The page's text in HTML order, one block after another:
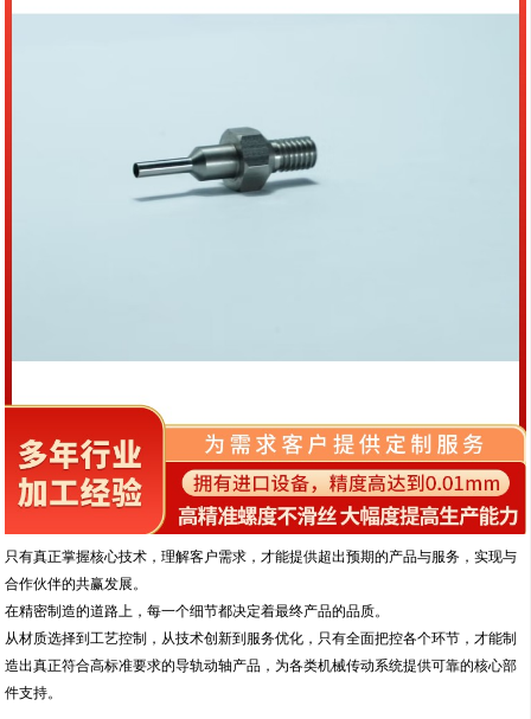
只有真正掌握核心技术，理解客户需求，才能提供超出预期的产品与服务，实现与
合作伙伴的共赢发展。
在精密制造的道路上，每一个细节都决定着最终产品的品质。
从材质选择到工艺控制，从技术创新到服务优化，只有全面把控各个环节，才能制
造出真正符合高标准要求的导轨动轴产品，为各类机械传动系统提供可靠的核心部
件支持。